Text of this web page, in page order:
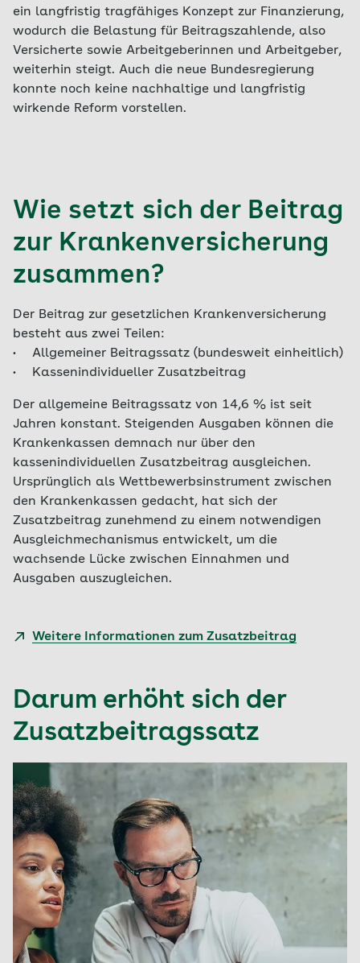
ein langfristig tragfähiges Konzept zur Finanzierung,
wodurch die Belastung für Beitragszahlende, also
Versicherte sowie Arbeitgeberinnen und Arbeitgeber,
weiterhin steigt. Auch die neue Bundesregierung
konnte noch keine nachhaltige und langfristig
wirkende Reform vorstellen.
Wie setzt sich der Beitrag
zur Krankenversicherung
zusammen?
Der Beitrag zur gesetzlichen Krankenversicherung
besteht aus zwei Teilen:
• Allgemeiner Beitragssatz (bundesweit einheitlich)
• Kassenindividueller Zusatzbeitrag
Der allgemeine Beitragssatz von 14,6 % ist seit
Jahren konstant. Steigenden Ausgaben können die
Krankenkassen demnach nur über den
kassenindividuellen Zusatzbeitrag ausgleichen.
Ursprünglich als Wettbewerbsinstrument zwischen
den Krankenkassen gedacht, hat sich der
Zusatzbeitrag zunehmend zu einem notwendigen
Ausgleichmechanismus entwickelt, um die
wachsende Lücke zwischen Einnahmen und
Ausgaben auszugleichen.
Weitere Informationen zum Zusatzbeitrag
Darum erhöht sich der
Zusatzbeitragssatz